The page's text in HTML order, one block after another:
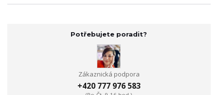
Potřebujete poradit?
Zákaznická podpora
+420 777 976 583